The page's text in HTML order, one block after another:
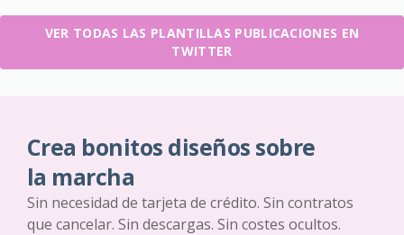
VER TODAS LAS PLANTILLAS PUBLICACIONES EN
TWITTER
Crea bonitos diseños sobre
la marcha
Sin necesidad de tarjeta de crédito. Sin contratos
que cancelar. Sin descargas. Sin costes ocultos.